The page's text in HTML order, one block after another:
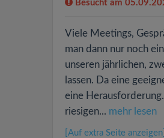
Besucht am
Viele Meetings,
man dann nur noch
unseren jährlichen,
lassen. Da eine
eine
riesigen... mehr lesen
[Auf extra Seite anzeigen]